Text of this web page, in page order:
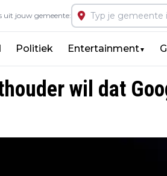
uit jouw gemeente:
Politiek Entertainment▼
wil dat